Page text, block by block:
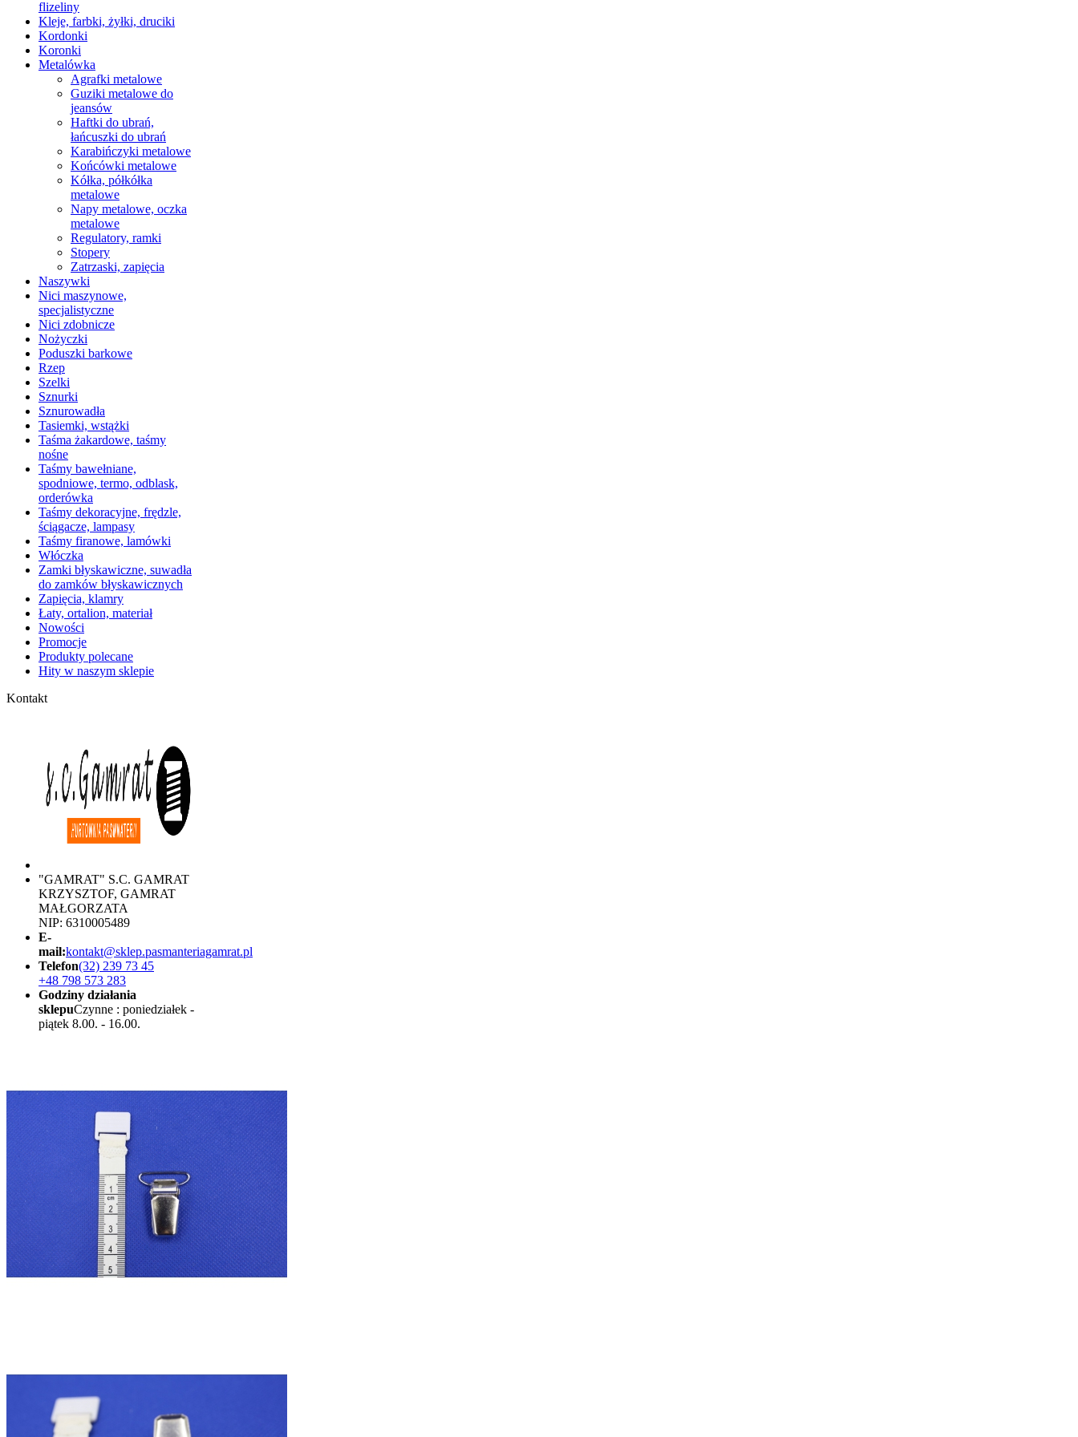
flizeliny
Kleje, farbki, żyłki, druciki
Kordonki
Koronki
Metalówka
Agrafki metalowe
Guziki metalowe do
jeansów
Haftki do ubrań,
łańcuszki do ubrań
Karabińczyki metalowe
Końcówki metalowe
Kółka, półkółka
metalowe
Napy metalowe, oczka
metalowe
Regulatory, ramki
Stopery
Zatrzaski, zapięcia
Naszywki
Nici maszynowe,
specjalistyczne
Nici zdobnicze
Nożyczki
Poduszki barkowe
Rzep
Szelki
Sznurki
Sznurowadła
Tasiemki, wstążki
Taśma żakardowe, taśmy
nośne
Taśmy bawełniane,
spodniowe, termo, odblask,
orderówka
Taśmy dekoracyjne, frędzle,
ściągacze, lampasy
Taśmy firanowe, lamówki
Włóczka
Zamki błyskawiczne, suwadła
do zamków błyskawicznych
Zapięcia, klamry
Łaty, ortalion, materiał
Nowości
Promocje
Produkty polecane
Hity w naszym sklepie
Kontakt
"GAMRAT" S.C. GAMRAT
KRZYSZTOF, GAMRAT
MAŁGORZATA
NIP: 6310005489
E-
mail:kontakt@sklep.pasmanteriagamrat.pl
Telefon(32) 239 73 45
+48 798 573 283
Godziny działania
sklepuCzynne : poniedziałek -
piątek 8.00. - 16.00.